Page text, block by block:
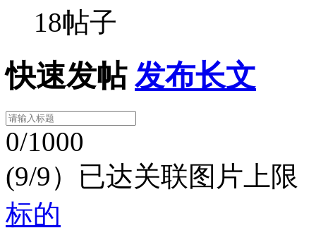
18帖子
快速发帖 发布长文
0/1000
(9/9）已达关联图片上限
标的